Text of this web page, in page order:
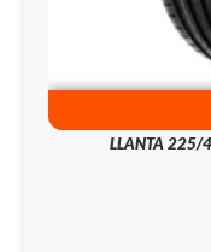
LLANTA 225/